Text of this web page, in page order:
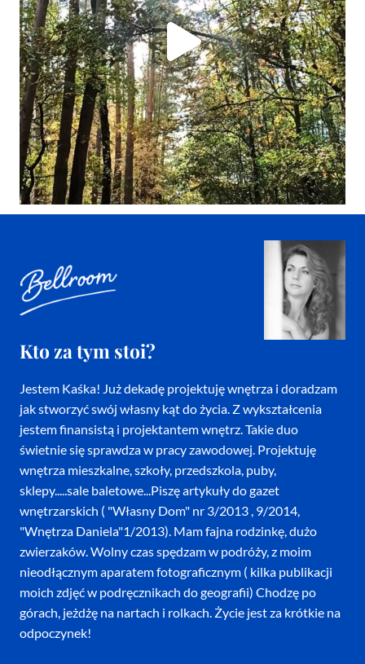
Kto za tym stoi?
Jestem Kaśka! Już dekadę projektuję wnętrza i doradzam
jak stworzyć swój własny kąt do życia. Z wykształcenia
jestem finansistą i projektantem wnętrz. Takie duo
świetnie się sprawdza w pracy zawodowej. Projektuję
wnętrza mieszkalne, szkoły, przedszkola, puby,
sklepy.....sale baletowe...Piszę artykuły do gazet
wnętrzarskich ( "Własny Dom" nr 3/2013 , 9/2014,
"Wnętrza Daniela"1/2013). Mam fajna rodzinkę, dużo
zwierzaków. Wolny czas spędzam w podróży, z moim
nieodłącznym aparatem fotograficznym ( kilka publikacji
moich zdjęć w podręcznikach do geografii) Chodzę po
górach, jeżdżę na nartach i rolkach. Życie jest za krótkie na
odpoczynek!